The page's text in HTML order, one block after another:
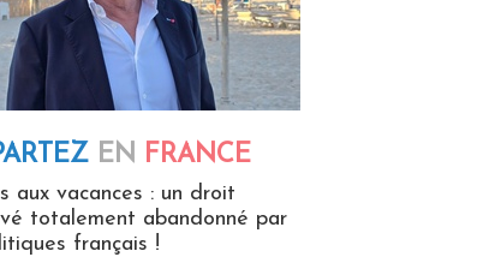
EN FRANCE
aux vacances : un droit
totalement abandonné par
français !